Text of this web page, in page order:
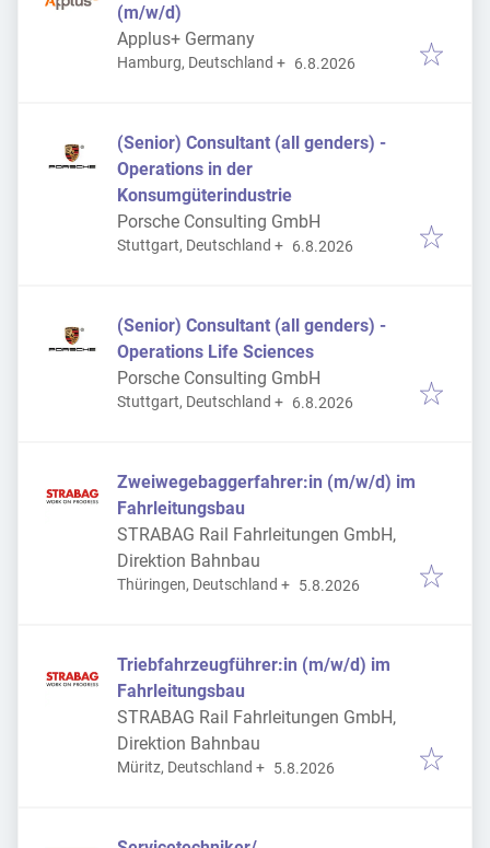
(m/w/d)
Applus+ Germany
Hamburg, Deutschland + Veröffentlicht
6.8.2026
(Senior) Consultant (all genders) -
Operations in der
Konsumgüterindustrie
Porsche Consulting GmbH
Stuttgart, Deutschland + Veröffentlicht
6.8.2026
(Senior) Consultant (all genders) -
Operations Life Sciences
Porsche Consulting GmbH
Stuttgart, Deutschland + Veröffentlicht
6.8.2026
Zweiwegebaggerfahrer:in (m/w/d) im
Fahrleitungsbau
STRABAG Rail Fahrleitungen GmbH,
Direktion Bahnbau
Thüringen, Deutschland + Veröffentlicht
5.8.2026
Triebfahrzeugführer:in (m/w/d) im
Fahrleitungsbau
STRABAG Rail Fahrleitungen GmbH,
Direktion Bahnbau
Müritz, Deutschland + Veröffentlicht
5.8.2026